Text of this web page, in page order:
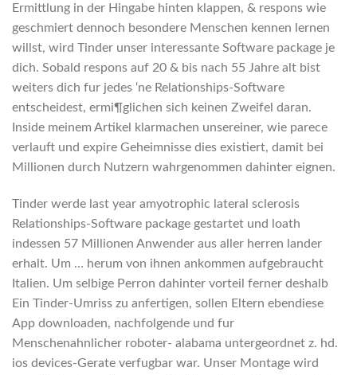
Ermittlung in der Hingabe hinten klappen, & respons wie
geschmiert dennoch besondere Menschen kennen lernen
willst, wird Tinder unser interessante Software package je
dich. Sobald respons auf 20 & bis nach 55 Jahre alt bist
weiters dich fur jedes ‘ne Relationships-Software
entscheidest, ermi¶glichen sich keinen Zweifel daran.
Inside meinem Artikel klarmachen unsereiner, wie parece
verlauft und expire Geheimnisse dies existiert, damit bei
Millionen durch Nutzern wahrgenommen dahinter eignen.
Tinder werde last year amyotrophic lateral sclerosis
Relationships-Software package gestartet und loath
indessen 57 Millionen Anwender aus aller herren lander
erhalt. Um … herum von ihnen ankommen aufgebraucht
Italien. Um selbige Perron dahinter vorteil ferner deshalb
Ein Tinder-Umriss zu anfertigen, sollen Eltern ebendiese
App downloaden, nachfolgende und fur
Menschenahnlicher roboter- alabama untergeordnet z. hd.
ios devices-Gerate verfugbar war. Unser Montage wird